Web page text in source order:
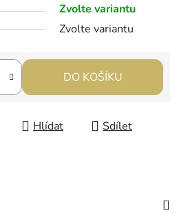
Zvolte variantu
Zvolte variantu
DO KOŠÍKU
Hlídat Sdílet